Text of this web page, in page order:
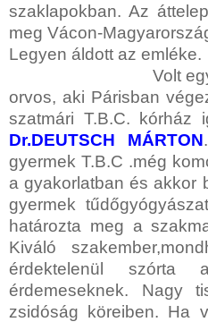
szaklapokban. Az
meg Vácon-
Legyen áldott az emléke.
Volt egy
orvos, aki Párisban
szatmári T.B.C. kórház
Dr.DEUTSCH MÁRTON
gyermek T.B.C .még
a gyakorlatban és akkor
gyermek
határozta meg a
Kiváló
érdektelenül
érdemeseknek. Nagy
zsidóság köreiben. Ha